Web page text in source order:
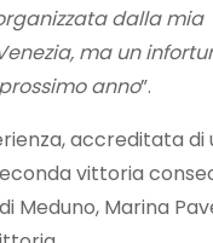
dalla mia
ma un
anno”.
accreditata di
vittoria
Meduno, Marina